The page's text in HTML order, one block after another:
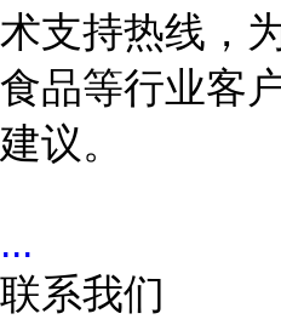
术支持热线，
食品等行业客
建议。
...
联系我们